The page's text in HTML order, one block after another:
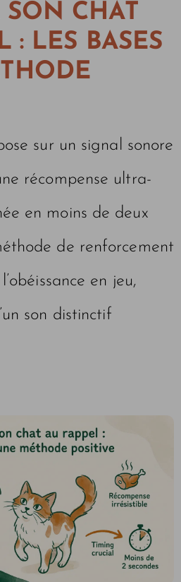
CHAT
: LES BASES
sur un signal sonore
récompense ultra-
en moins de deux
de renforcement
en jeu,
son distinctif